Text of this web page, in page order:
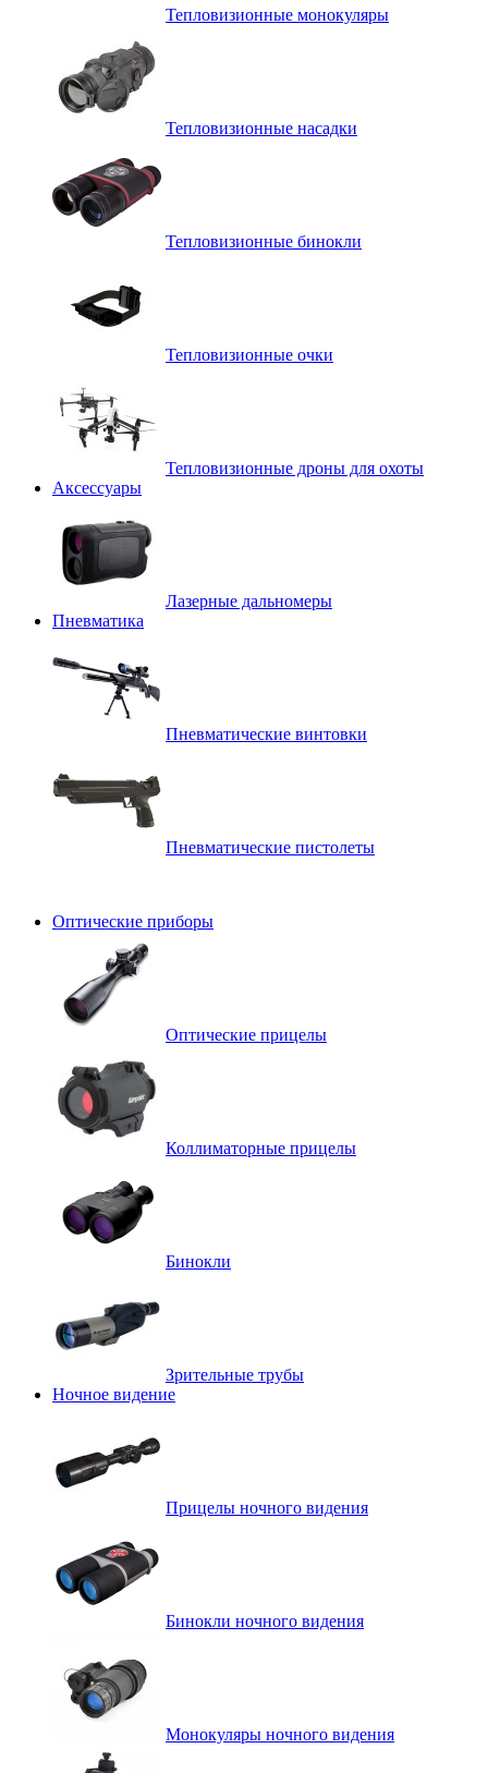
Тепловизионные монокуляры
Тепловизионные насадки
Тепловизионные бинокли
Тепловизионные очки
Тепловизионные дроны для охоты
Аксессуары
Лазерные дальномеры
Пневматика
Пневматические винтовки
Пневматические пистолеты
Оптические приборы
Оптические прицелы
Коллиматорные прицелы
Бинокли
Зрительные трубы
Ночное видение
Прицелы ночного видения
Бинокли ночного видения
Монокуляры ночного видения